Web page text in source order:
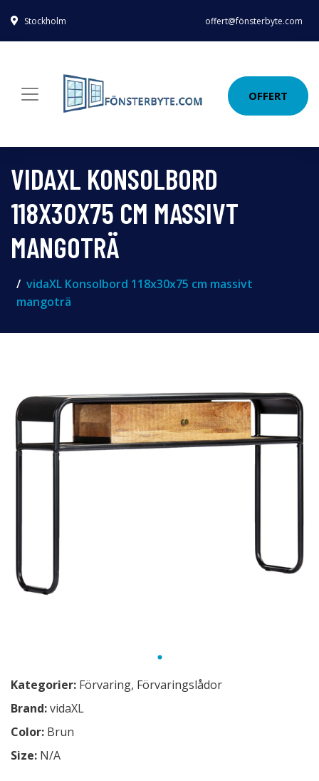
Stockholm offert@fönsterbyte.com
OFFERT
VIDAXL KONSOLBORD
118X30X75 CM MASSIVT
MANGOTRÄ
vidaXL Konsolbord 118x30x75 cm massivt
mangoträ
Kategorier: Förvaring, Förvaringslådor
Brand:vidaXL
Color: Brun
Size: N/A